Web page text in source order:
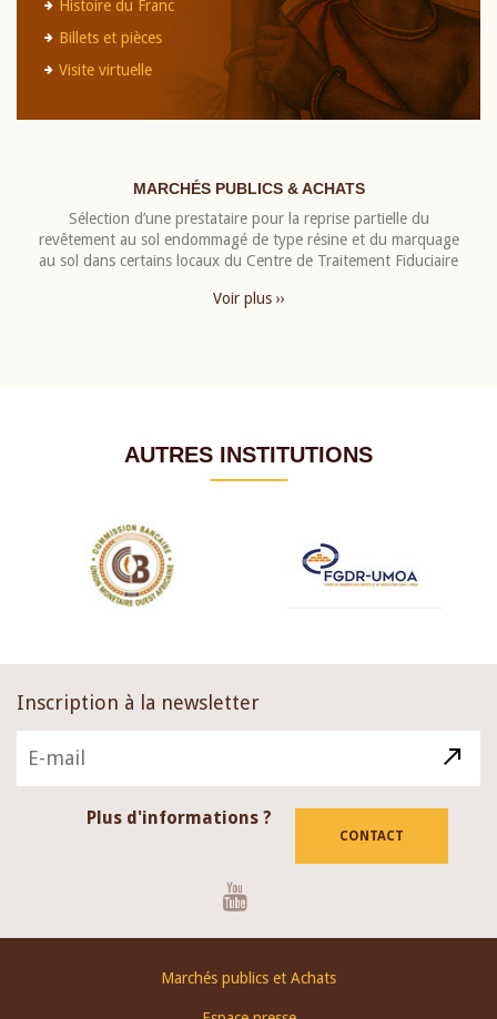
Histoire du Franc
Billets et pièces
Visite virtuelle
MARCHÉS PUBLICS & ACHATS
Sélection d’une prestataire pour la reprise partielle du
revêtement au sol endommagé de type résine et du marquage
au sol dans certains locaux du Centre de Traitement Fiduciaire
Voir plus ››
AUTRES INSTITUTIONS
Inscription à la newsletter
Plus d'informations ?
CONTACT
Marchés publics et Achats